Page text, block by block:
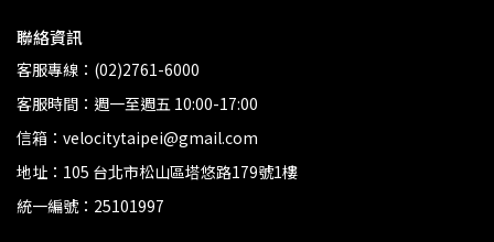
聯絡資訊
客服專線：(02)2761-6000
客服時間：週一至週五 10:00-17:00
信箱：velocitytaipei@gmail.com
地址：105 台北市松山區塔悠路179號1樓
統一編號：25101997